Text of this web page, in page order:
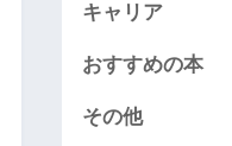
キャリア
おすすめの本
その他